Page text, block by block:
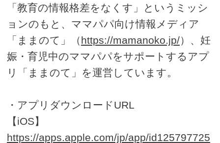
「教育の情報格差をなくす」というミッシ
ョンのもと、ママパパ向け情報メディア
「ままのて」（https://mamanoko.jp/）、妊
娠・育児中のママパパをサポートするアプ
リ「ままのて」を運営しています。
・アプリダウンロードURL
【iOS】
https://apps.apple.com/jp/app/id125797725